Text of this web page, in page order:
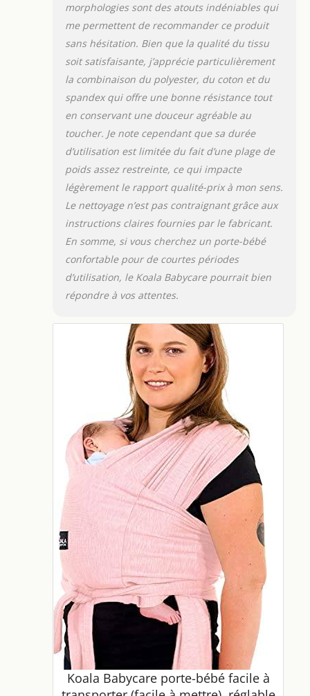
morphologies sont des atouts indéniables qui
me permettent de recommander ce produit
sans hésitation. Bien que la qualité du tissu
soit satisfaisante, j’apprécie particulièrement
la combinaison du polyester, du coton et du
spandex qui offre une bonne résistance tout
en conservant une douceur agréable au
toucher. Je note cependant que sa durée
d’utilisation est limitée du fait d’une plage de
poids assez restreinte, ce qui impacte
légèrement le rapport qualité-prix à mon sens.
Le nettoyage n’est pas contraignant grâce aux
instructions claires fournies par le fabricant.
En somme, si vous cherchez un porte-bébé
confortable pour de courtes périodes
d’utilisation, le Koala Babycare pourrait bien
répondre à vos attentes.
Koala Babycare porte-bébé facile à